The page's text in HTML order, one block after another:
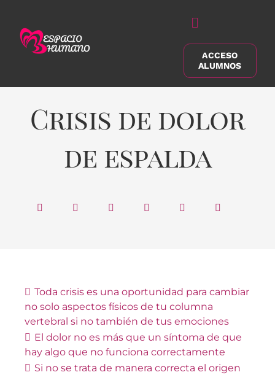
contenido
Alternar
navegación
Buscar:
ACCESO
ALUMNOS
Crisis de dolor
de espalda
Toda crisis es una oportunidad para cambiar
no solo aspectos físicos de tu columna
vertebral si no también de tus emociones
El dolor no es más que un síntoma de que
hay algo que no funciona correctamente
Si no se trata de manera correcta el origen